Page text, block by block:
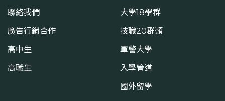
聯絡我們
廣告行銷合作
高中生
高職生
大學18學群
技職20群類
軍警大學
入學管道
國外留學